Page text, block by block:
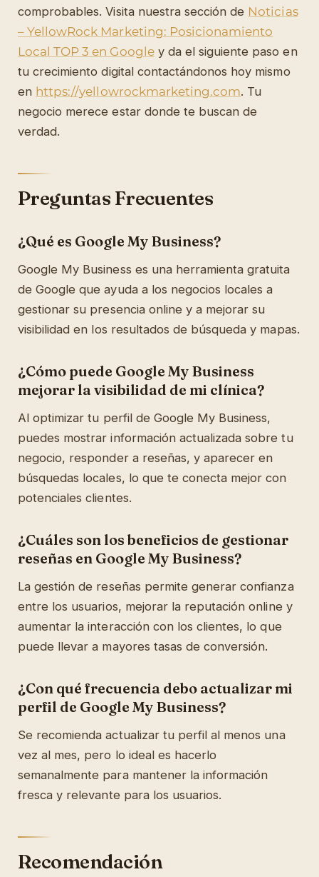
comprobables. Visita nuestra sección de Noticias
– YellowRock Marketing: Posicionamiento
Local TOP 3 en Googley da el siguiente paso en
tu crecimiento digital contactándonos hoy mismo
en https://yellowrockmarketing.com. Tu
negocio merece estar donde te buscan de
verdad.
Preguntas Frecuentes
¿Qué es Google My Business?
Google My Business es una herramienta gratuita
de Google que ayuda a los negocios locales a
gestionar su presencia online y a mejorar su
visibilidad en los resultados de búsqueda y mapas.
¿Cómo puede Google My Business
mejorar la visibilidad de mi clínica?
Al optimizar tu perfil de Google My Business,
puedes mostrar información actualizada sobre tu
negocio, responder a reseñas, y aparecer en
búsquedas locales, lo que te conecta mejor con
potenciales clientes.
¿Cuáles son los beneficios de gestionar
reseñas en Google My Business?
La gestión de reseñas permite generar confianza
entre los usuarios, mejorar la reputación online y
aumentar la interacción con los clientes, lo que
puede llevar a mayores tasas de conversión.
¿Con qué frecuencia debo actualizar mi
perfil de Google My Business?
Se recomienda actualizar tu perfil al menos una
vez al mes, pero lo ideal es hacerlo
semanalmente para mantener la información
fresca y relevante para los usuarios.
Recomendación